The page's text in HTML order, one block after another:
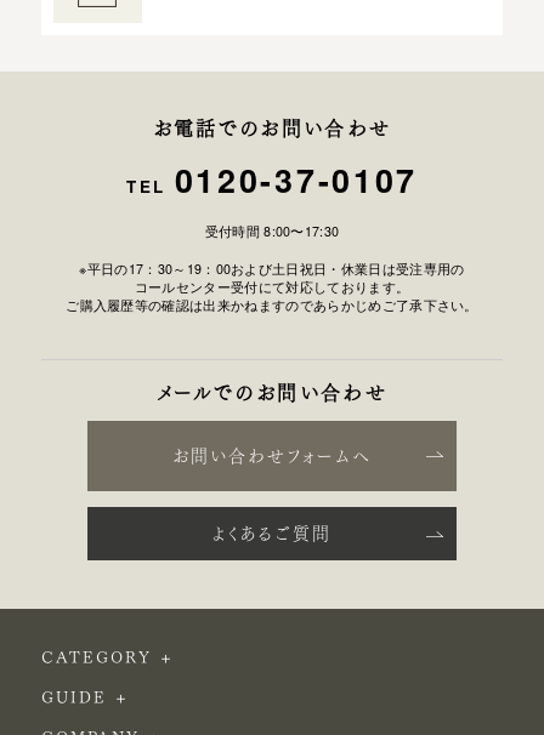
お電話でのお問い合わせ
TEL 0120-37-0107
受付時間 8:00〜17:30
※平日の17：30～19：00および土日祝日・休業日は受注専用の
コールセンター受付にて対応しております。
ご購入履歴等の確認は出来かねますのであらかじめご了承下さい。
メールでのお問い合わせ
お問い合わせフォームへ
よくあるご質問
CATEGORY
GUIDE